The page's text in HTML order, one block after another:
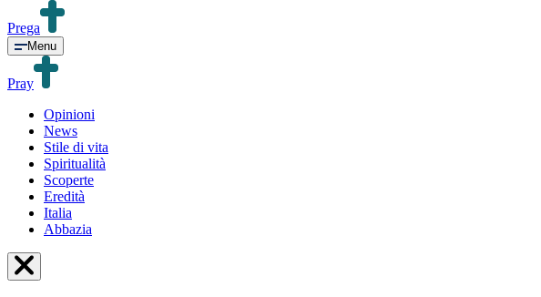
Prega
Menu
Pray
Opinioni
News
Stile di vita
Spiritualità
Scoperte
Eredità
Italia
Abbazia